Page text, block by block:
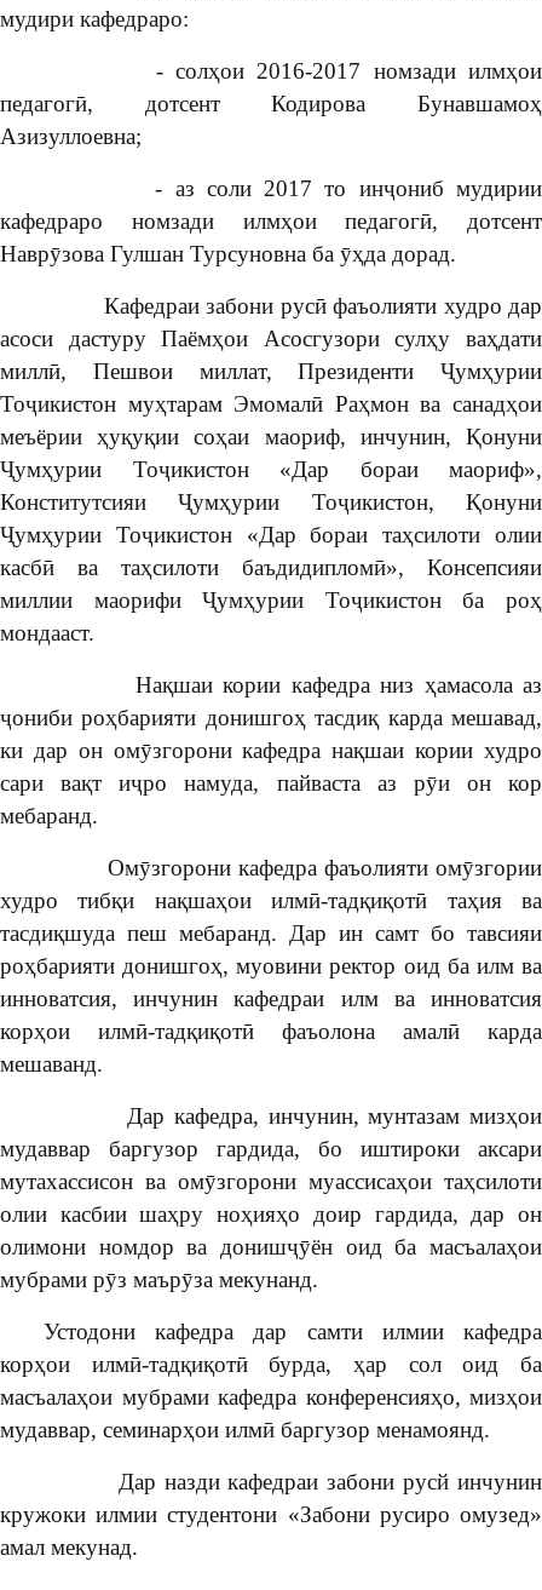
мудири кафедраро:
- солҳои 2016-2017 номзади илмҳои
педагогӣ, дотсент Кодирова Бунавшамоҳ
Азизуллоевна;
- аз соли 2017 то инҷониб мудирии
кафедраро номзади илмҳои педагогӣ, дотсент
Наврӯзова Гулшан Турсуновна ба ӯҳда дорад.
Кафедраи забони русӣ фаъолияти худро дар
асоси дастуру Паёмҳои Асосгузори сулҳу ваҳдати
миллӣ, Пешвои миллат, Президенти Ҷумҳурии
Тоҷикистон муҳтарам Эмомалӣ Раҳмон ва санадҳои
меъёрии ҳуқуқии соҳаи маориф, инчунин, Қонуни
Ҷумҳурии Тоҷикистон «Дар бораи маориф»,
Конститутсияи Ҷумҳурии Тоҷикистон, Қонуни
Ҷумҳурии Тоҷикистон «Дар бораи таҳсилоти олии
касбӣ ва таҳсилоти баъдидипломӣ», Консепсияи
миллии маорифи Ҷумҳурии Тоҷикистон ба роҳ
мондааст.
Нақшаи кории кафедра низ ҳамасола аз
ҷониби роҳбарияти донишгоҳ тасдиқ карда мешавад,
ки дар он омӯзгорони кафедра нақшаи кории худро
сари вақт иҷро намуда, пайваста аз рӯи он кор
мебаранд.
Омӯзгорони кафедра фаъолияти омӯзгории
худро тибқи нақшаҳои илмӣ-тадқиқотӣ таҳия ва
тасдиқшуда пеш мебаранд. Дар ин самт бо тавсияи
роҳбарияти донишгоҳ, муовини ректор оид ба илм ва
инноватсия, инчунин кафедраи илм ва инноватсия
корҳои илмӣ-тадқиқотӣ фаъолона амалӣ карда
мешаванд.
Дар кафедра, инчунин, мунтазам мизҳои
мудаввар баргузор гардида, бо иштироки аксари
мутахассисон ва омӯзгорони муассисаҳои таҳсилоти
олии касбии шаҳру ноҳияҳо доир гардида, дар он
олимони номдор ва донишҷӯён оид ба масъалаҳои
мубрами рӯз маърӯза мекунанд.
Устодони кафедра дар самти илмии кафедра
корҳои илмӣ-тадқиқотӣ бурда, ҳар сол оид ба
масъалаҳои мубрами кафедра конференсияҳо, мизҳои
мудаввар, семинарҳои илмӣ баргузор менамоянд.
Дар назди кафедраи забони русй инчунин
кружоки илмии студентони «Забони русиро омузед»
амал мекунад.